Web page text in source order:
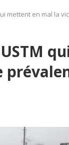
mettent en mal la